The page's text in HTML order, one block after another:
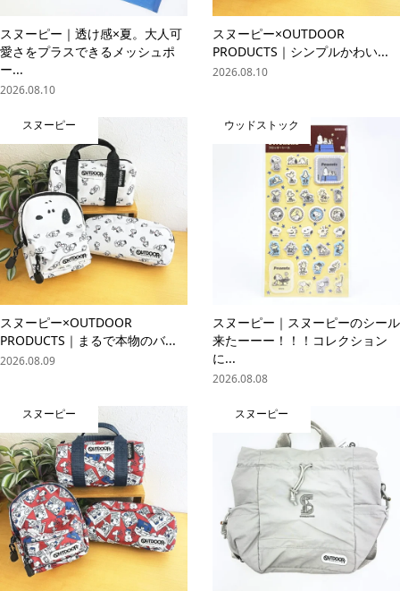
スヌーピー｜透け感×夏。大人可
愛さをプラスできるメッシュポ
ー...
2026.08.10
スヌーピー×OUTDOOR
PRODUCTS｜シンプルかわい...
2026.08.10
スヌーピー
スヌーピー×OUTDOOR
PRODUCTS｜まるで本物のバ...
2026.08.09
ウッドストック
スヌーピー｜スヌーピーのシール
来たーーー！！！コレクション
に...
2026.08.08
スヌーピー スヌーピー